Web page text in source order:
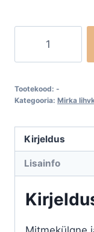
lihvkettad
Tootekood: -
Kategooria: Mirka
Kirjeldus
Lisainfo